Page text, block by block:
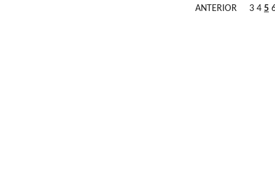
ANTERIOR 3 4 5